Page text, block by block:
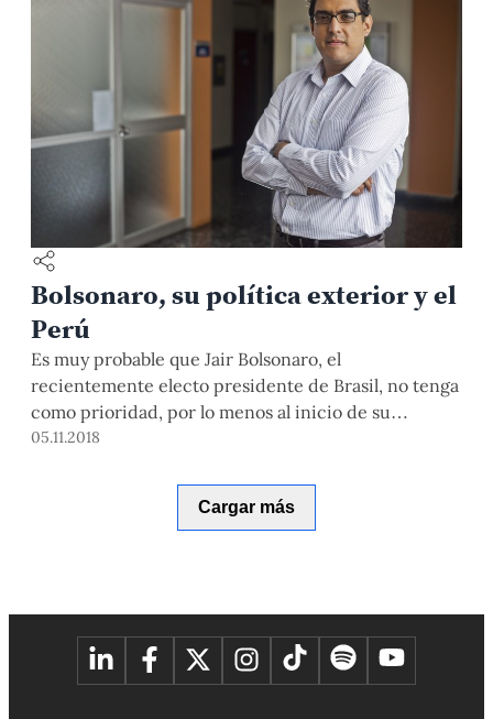
Bolsonaro, su política exterior y el
Perú
Es muy probable que Jair Bolsonaro, el
recientemente electo presidente de Brasil, no tenga
como prioridad, por lo menos al inicio de su
gobierno, los asuntos internacionales. El
una de las peores recesiones de su historia y una
profunda crisis política que ha ensuciado a la mayor
05.11.2018
Cargar más